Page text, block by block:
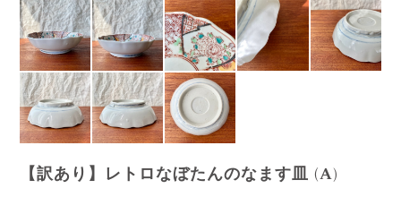
【訳あり】レトロなぼたんのなます皿 (A)